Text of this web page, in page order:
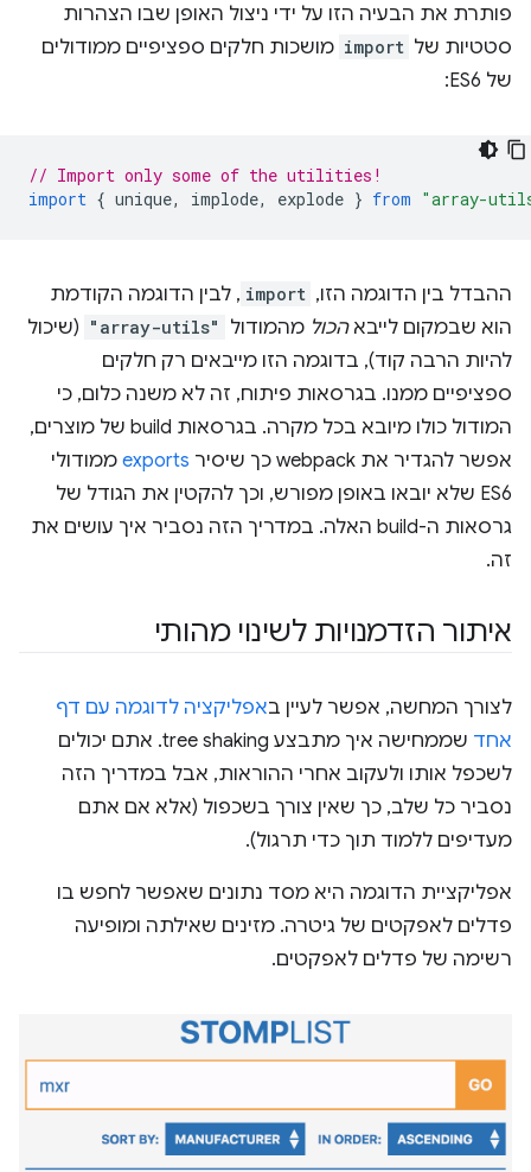
פותרת את הבעיה הזו על ידי ניצול האופן שבו הצהרות
סטטיות של import מושכות חלקים ספציפיים ממודולים
של ES6:
// Import only some of the utilities!
import { unique, implode, explode } from "array-
ההבדל בין הדוגמה הזו, import , לבין הדוגמה הקודמת
הוא שבמקום לייבאהכול מהמודול "array-utils" (שיכול
להיות הרבה קוד), בדוגמה הזו מייבאים רק חלקים
ספציפיים ממנו. בגרסאות פיתוח, זה לא משנה כלום, כי
המודול כולו מיובא בכל מקרה. בגרסאות build של מוצרים,
אפשר להגדיר את webpack כך שיסיר
exports ממודולי
ES6 שלא יובאו באופן מפורש, וכך להקטין את הגודל של
גרסאות ה-build האלה. במדריך הזה נסביר איך עושים את
זה.
איתור הזדמנויות לשינוי מהותי
לצורך המחשה, אפשר לעיין באפליקציה לדוגמה עם דף
אחד
שממחישה איך מתבצע tree shaking. אתם יכולים
לשכפל אותו ולעקוב אחרי ההוראות, אבל במדריך הזה
נסביר כל שלב, כך שאין צורך בשכפול (אלא אם אתם
מעדיפים ללמוד תוך כדי תרגול).
אפליקציית הדוגמה היא מסד נתונים שאפשר לחפש בו
פדלים לאפקטים של גיטרה. מזינים שאילתה ומופיעה
רשימה של פדלים לאפקטים.